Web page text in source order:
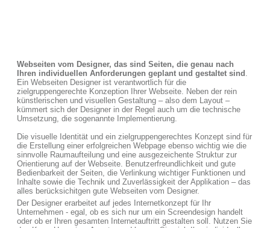
Webseiten vom Designer, das sind Seiten, die genau nach
Ihren individuellen Anforderungen geplant und gestaltet sind .
Ein Webseiten Designer ist verantwortlich für die
zielgruppengerechte Konzeption Ihrer Webseite. Neben der rein
künstlerischen und visuellen Gestaltung – also dem Layout –
kümmert sich der Designer in der Regel auch um die technische
Umsetzung, die sogenannte Implementierung.
Die visuelle Identität und ein zielgruppengerechtes Konzept sind für
die Erstellung einer erfolgreichen Webpage ebenso wichtig wie die
sinnvolle Raumaufteilung und eine ausgezeichente Struktur zur
Orientierung auf der Webseite. Benutzerfreundlichkeit und gute
Bedienbarkeit der Seiten, die Verlinkung wichtiger Funktionen und
Inhalte sowie die Technik und Zuverlässigkeit der Applikation – das
alles berücksichitgen gute Webseiten vom Designer.
Der Designer erarbeitet auf jedes Internetkonzept für Ihr
Unternehmen - egal, ob es sich nur um ein Screendesign handelt
oder ob er Ihren gesamten Internetauftritt gestalten soll. Nutzen Sie